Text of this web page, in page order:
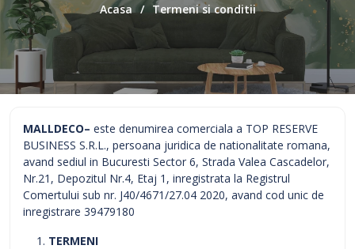
Acasa Termeni si conditii
MALLDECO– este denumirea comerciala a TOP RESERVE
BUSINESS S.R.L., persoana juridica de nationalitate romana,
avand sediul in Bucuresti Sector 6, Strada Valea Cascadelor,
Nr.21, Depozitul Nr.4, Etaj 1, inregistrata la Registrul
Comertului sub nr. J40/4671/27.04 2020, avand cod unic de
inregistrare 39479180
TERMENI